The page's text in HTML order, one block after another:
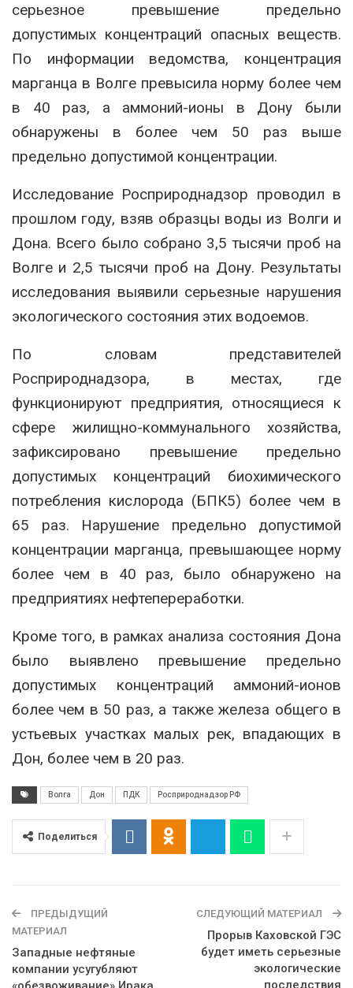
серьезное превышение предельно
допустимых концентраций опасных веществ.
По информации ведомства, концентрация
марганца в Волге превысила норму более чем
в 40 раз, а аммоний-ионы в Дону были
обнаружены в более чем 50 раз выше
предельно допустимой концентрации.
Исследование Росприроднадзор проводил в
прошлом году, взяв образцы воды из Волги и
Дона. Всего было собрано 3,5 тысячи проб на
Волге и 2,5 тысячи проб на Дону. Результаты
исследования выявили серьезные нарушения
экологического состояния этих водоемов.
По словам представителей
Росприроднадзора, в местах, где
функционируют предприятия, относящиеся к
сфере жилищно-коммунального хозяйства,
зафиксировано превышение предельно
допустимых концентраций биохимического
потребления кислорода (БПК5) более чем в
65 раз. Нарушение предельно допустимой
концентрации марганца, превышающее норму
более чем в 40 раз, было обнаружено на
предприятиях нефтепереработки.
Кроме того, в рамках анализа состояния Дона
было выявлено превышение предельно
допустимых концентраций аммоний-ионов
более чем в 50 раз, а также железа общего в
устьевых участках малых рек, впадающих в
Дон, более чем в 20 раз.
Волга Дон ПДК Росприроднадзор РФ
Поделиться
ПРЕДЫДУЩИЙ
МАТЕРИАЛ
Западные нефтяные
компании усугубляют
СЛЕДУЮЩИЙ МАТЕРИАЛ
Прорыв Каховской ГЭС
будет иметь серьезные
экологические
последствия